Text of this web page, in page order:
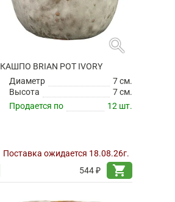
search
КАШПО BRIAN POT IVORY
Диаметр
7 см.
Высота
7 см.
Продается по
12 шт.
Поставка ожидается 18.08.26г.
544 ₽
shopping_cart